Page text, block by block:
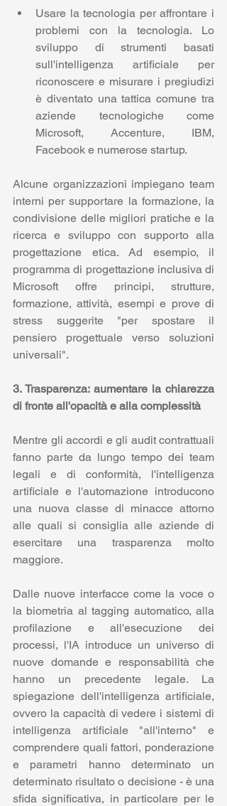
Usare la tecnologia per affrontare i
problemi con la tecnologia. Lo
sviluppo di strumenti basati
sull'intelligenza artificiale per
riconoscere e misurare i pregiudizi
è diventato una tattica comune tra
aziende tecnologiche come
Microsoft, Accenture, IBM,
Facebook e numerose startup.
Alcune organizzazioni impiegano team
interni per supportare la formazione, la
condivisione delle migliori pratiche e la
ricerca e sviluppo con supporto alla
progettazione etica. Ad esempio, il
programma di progettazione inclusiva di
Microsoft offre principi, strutture,
formazione, attività, esempi e prove di
stress suggerite "per spostare il
pensiero progettuale verso soluzioni
universali".
3. Trasparenza: aumentare la chiarezza
di fronte all'opacità e alla complessità
Mentre gli accordi e gli audit contrattuali
fanno parte da lungo tempo dei team
legali e di conformità, l'intelligenza
artificiale e l'automazione introducono
una nuova classe di minacce attorno
alle quali si consiglia alle aziende di
esercitare una trasparenza molto
maggiore.
Dalle nuove interfacce come la voce o
la biometria al tagging automatico, alla
profilazione e all'esecuzione dei
processi, l'IA introduce un universo di
nuove domande e responsabilità che
hanno un precedente legale. La
spiegazione dell'intelligenza artificiale,
ovvero la capacità di vedere i sistemi di
intelligenza artificiale "all'interno" e
comprendere quali fattori, ponderazione
e parametri hanno determinato un
determinato risultato o decisione - è una
sfida significativa, in particolare per le